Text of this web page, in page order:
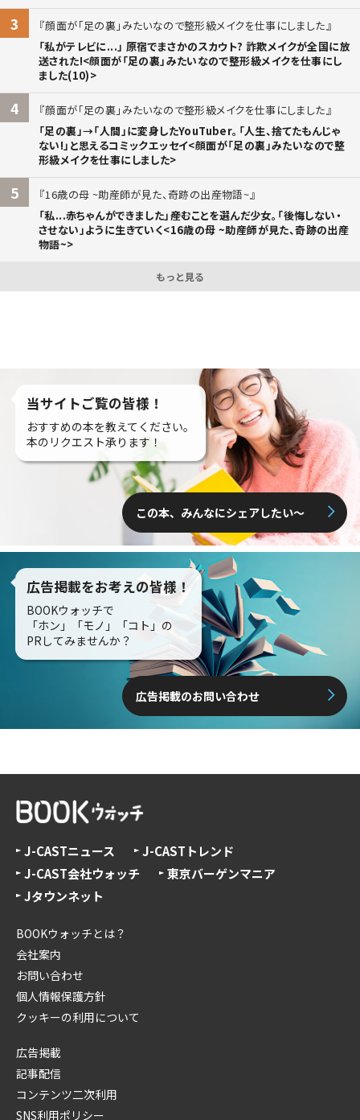
3
顔面が「足の裏」みたいなので整形級メイクを仕事にしました
「私がテレビに...」 原宿でまさかのスカウト? 詐欺メイクが全国に放
送された!<顔面が「足の裏」みたいなので整形級メイクを仕事にし
ました(10)>
4
顔面が「足の裏」みたいなので整形級メイクを仕事にしました
「足の裏」→「人間」に変身したYouTuber。「人生、捨てたもんじゃ
ない!」と思えるコミックエッセイ<顔面が「足の裏」みたいなので整
形級メイクを仕事にしました>
5
16歳の母 ~助産師が見た、奇跡の出産物語~
「私...赤ちゃんができました」――産むことを選んだ少女。「後悔しない・
させない」ように生きていく<16歳の母 ~助産師が見た、奇跡の出産
物語~>
もっと見る
当サイトご覧の皆様！
おすすめの本を教えてください。
本のリクエスト承ります！
この本、みんなにシェアしたい〜
広告掲載をお考えの皆様！
BOOKウォッチで
「ホン」「モノ」「コト」の
PRしてみませんか？
広告掲載のお問い合わせ
J-CASTニュース
J-CASTトレンド
J-CAST会社ウォッチ
東京バーゲンマニア
Jタウンネット
BOOKウォッチとは？
会社案内
お問い合わせ
個人情報保護方針
クッキーの利用について
広告掲載
記事配信
コンテンツ二次利用
SNS利用ポリシー